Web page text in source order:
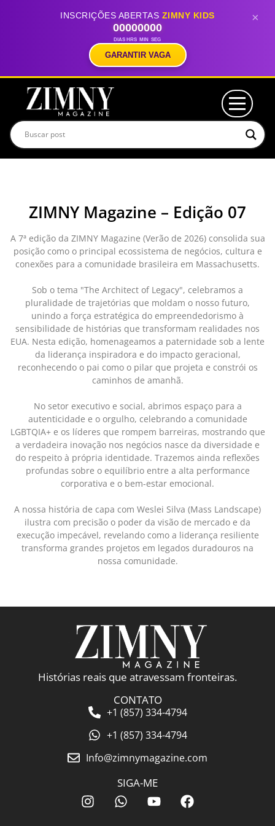
INSCRIÇÕES ABERTAS ZIMNY KIDS
00
DIAS
00
HRS
00
MIN
00
SEG
GARANTIR VAGA
×
ZIMNY Magazine – Edição 07
A 7ª edição da ZIMNY Magazine (Verão de 2026) consolida sua
posição como o principal ecossistema de negócios, cultura e
conexões para a comunidade brasileira em Massachusetts.
Sob o tema "The Architect of Legacy", celebramos a
pluralidade de trajetórias que moldam o nosso futuro,
unindo a força estratégica do empreendedorismo à
sensibilidade de histórias que transformam realidades nos
EUA. Nesta edição, homenageamos a paternidade sob a lente
da liderança inspiradora e do impacto geracional,
reconhecendo o pai como o pilar que projeta e constrói os
caminhos de amanhã.
No setor executivo e social, abrimos espaço para a
autenticidade e o orgulho, celebrando a comunidade
LGBTQIA+ e os líderes que rompem barreiras, mostrando que
a verdadeira inovação nos negócios nasce da diversidade e
do respeito à própria identidade. Trazemos ainda reflexões
profundas sobre o equilíbrio entre a alta performance
corporativa e o bem-estar emocional.
A nossa história de capa com Weslei Silva (Mass Landscape)
ilustra com precisão o poder da visão de mercado e da
execução impecável, revelando como a liderança resiliente
transforma grandes projetos em legados duradouros na
nossa comunidade.
Histórias reais que atravessam fronteiras.
CONTATO
+1 (857) 334-4794
+1 (857) 334-4794
Info@zimnymagazine.com
SIGA-ME